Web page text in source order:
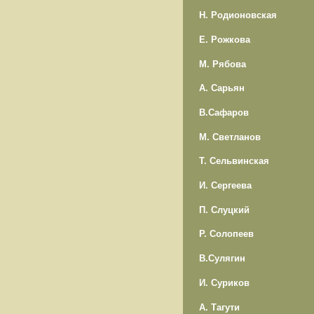
Н. Родионовская
Е. Рожкова
М. Рябова
А. Сарьян
В.Сафаров
М. Светланов
Т. Сельвинская
И. Сергеева
П. Слуцкий
Р. Солопеев
В.Сулягин
И. Суриков
А. Тагути